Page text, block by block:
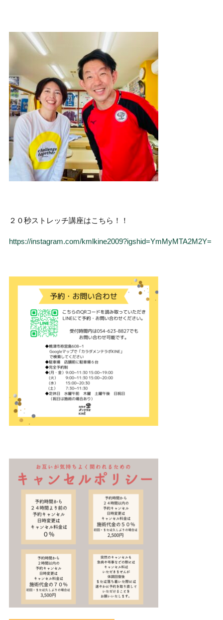
２０秒ストレッチ講座はこちら！！
https://instagram.com/kmlkine2009?igshid=YmMyMTA2M2Y=